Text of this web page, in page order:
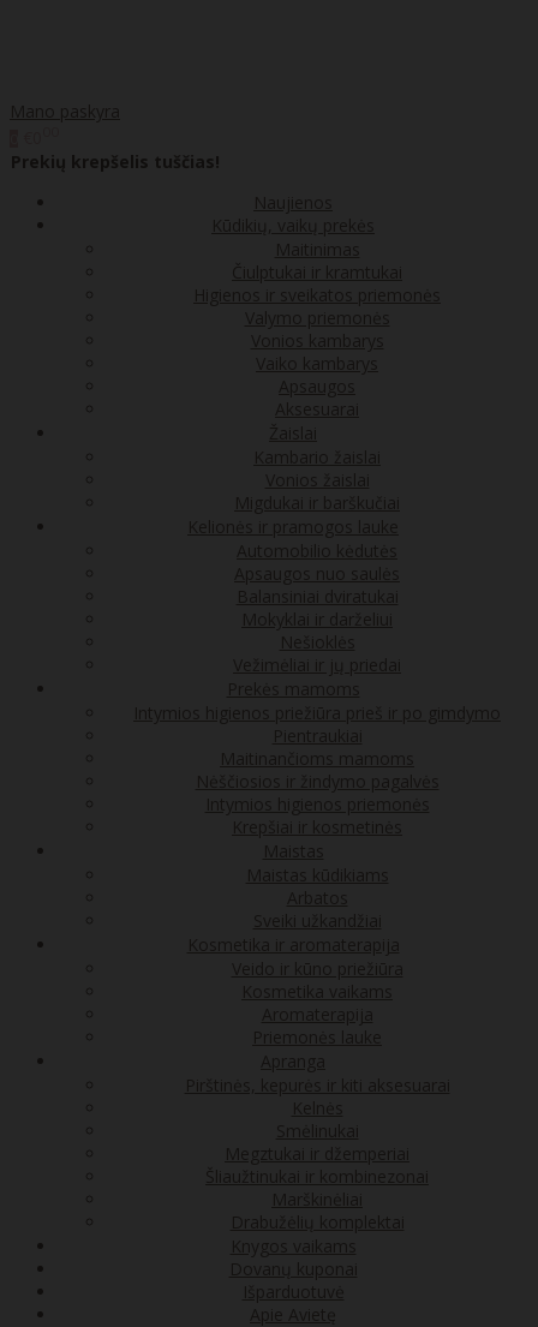
Mano paskyra
Prekių krepšelis tuščias!
Naujienos
Kūdikių, vaikų prekės
Maitinimas
Čiulptukai ir kramtukai
Higienos ir sveikatos priemonės
Valymo priemonės
Vonios kambarys
Vaiko kambarys
Apsaugos
Aksesuarai
Žaislai
Kambario žaislai
Vonios žaislai
Migdukai ir barškučiai
Kelionės ir pramogos lauke
Automobilio kėdutės
Apsaugos nuo saulės
Balansiniai dviratukai
Mokyklai ir darželiui
Nešioklės
Vežimėliai ir jų priedai
Prekės mamoms
Intymios higienos priežiūra prieš ir po gimdymo
Pientraukiai
Maitinančioms mamoms
Nėščiosios ir žindymo pagalvės
Intymios higienos priemonės
Krepšiai ir kosmetinės
Maistas
Maistas kūdikiams
Arbatos
Sveiki užkandžiai
Kosmetika ir aromaterapija
Veido ir kūno priežiūra
Kosmetika vaikams
Aromaterapija
Priemonės lauke
Apranga
Pirštinės, kepurės ir kiti aksesuarai
Kelnės
Smėlinukai
Megztukai ir džemperiai
Šliaužtinukai ir kombinezonai
Marškinėliai
Drabužėlių komplektai
Knygos vaikams
Dovanų kuponai
Išparduotuvė
Apie Avietę